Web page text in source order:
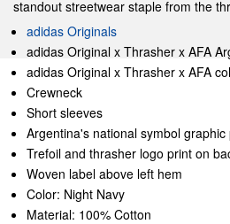
standout streetwear staple from the
adidas Originals
adidas Original x Thrasher x AFA
adidas Original x Thrasher x AFA
Crewneck
Short sleeves
Argentina's national symbol
Trefoil and thrasher logo print on
Woven label above left hem
Color: Night Navy
Material: 100% Cotton